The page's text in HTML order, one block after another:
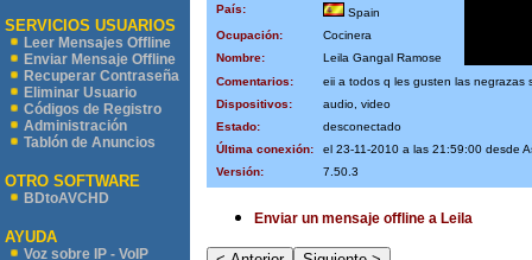
SERVICIOS USUARIOS
Leer Mensajes Offline
Enviar Mensaje Offline
Recuperar Contraseña
Eliminar Usuario
Códigos de Registro
Administración
Tablón de Anuncios
OTRO SOFTWARE
BDtoAVCHD
AYUDA
Voz sobre IP - VoIP
País:
Spain
Ocupación:
Cocinera
Nombre:
Leila Gangal Ramose
Comentarios:
eii a todos q les gusten las negrazas
Dispositivos:
audio, video
Estado:
desconectado
Última conexión:
el 23-11-2010 a las 21:59:00 desde
Versión:
7.50.3
Enviar un mensaje offline a Leila